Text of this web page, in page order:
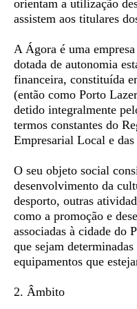
orientam a utilização
assistem aos titulares
A Ágora é uma
dotada de autonomia
financeira, constituída
(então como Porto
detido integralmente
termos constantes do
Empresarial Local e
O seu objeto social
desenvolvimento da
desporto, outras
como a promoção e
associadas à cidade do
que sejam
equipamentos que
2. Âmbito